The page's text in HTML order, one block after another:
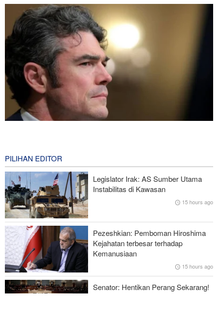
Hulu Ledak Manuver dan Antena Anti-Jamming: Lonjakan
Kualitatif Rudal Kheibar Shekan
Zolghadr: Selat Hormuz Hanya Akan Dibuka Jika AS Perbaiki
Perilaku—Ini 6 Syaratnya!
Norouzi: Jurnalis Berdiri di Titik Pertemuan antara Realitas dan
Opini Publik
Menhan Pakistan: Persatuan Negara-negara Islam dalam
Melawan Zionis Urgen
PILIHAN EDITOR
Legislator Irak: AS Sumber Utama
Instabilitas di Kawasan
15 hours ago
Pezeshkian: Pemboman Hiroshima
Kejahatan terbesar terhadap
Kemanusiaan
15 hours ago
Senator: Hentikan Perang Sekarang!